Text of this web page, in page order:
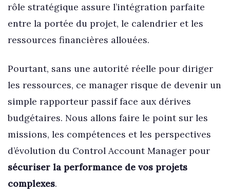
rôle stratégique assure l’intégration parfaite
entre la portée du projet, le calendrier et les
ressources financières allouées.
Pourtant, sans une autorité réelle pour diriger
les ressources, ce manager risque de devenir un
simple rapporteur passif face aux dérives
budgétaires. Nous allons faire le point sur les
missions, les compétences et les perspectives
d’évolution du Control Account Manager pour
sécuriser la performance de vos projets
complexes.